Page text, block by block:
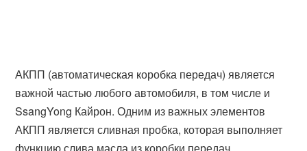
АКПП (автоматическая коробка передач) является
важной частью любого автомобиля, в том числе и
SsangYong Кайрон. Одним из важных элементов
АКПП является сливная пробка, которая выполняет